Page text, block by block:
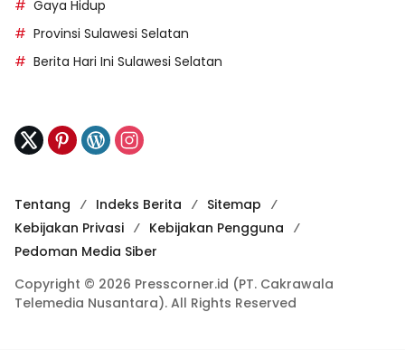
Gaya Hidup
Provinsi Sulawesi Selatan
Berita Hari Ini Sulawesi Selatan
Tentang Indeks Berita
Sitemap
Kebijakan Privasi
Kebijakan Pengguna
Pedoman Media Siber
Copyright © 2026 Presscorner.id (PT. Cakrawala
Telemedia Nusantara). All Rights Reserved